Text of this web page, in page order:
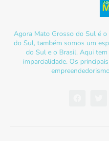
Agora Mato Grosso do Sul é
do Sul, também somos um
do Sul e o Brasil. Aqui
imparcialidade. Os